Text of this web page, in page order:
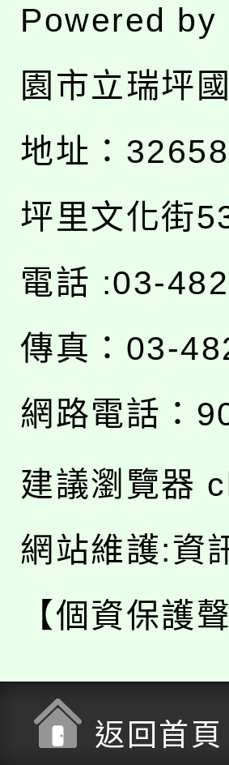
Powered by
園市立瑞坪
地址：
坪里文化街
電話 :03-
傳真：03-
網路電話：
建議瀏覽器
網站維護:資
【個資保護
返回首頁